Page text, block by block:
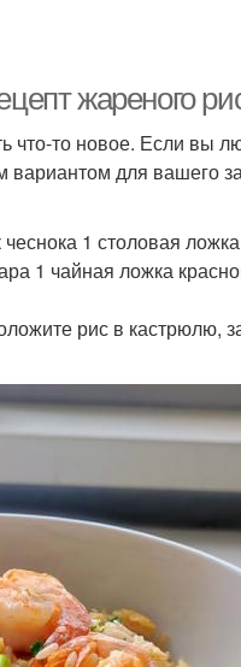
жареного
что-то новое. Если вы
для вашего
1 столовая
1 чайная ложка
рис в кастрюлю,